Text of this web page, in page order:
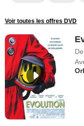
Voir toutes les offres DVD
De